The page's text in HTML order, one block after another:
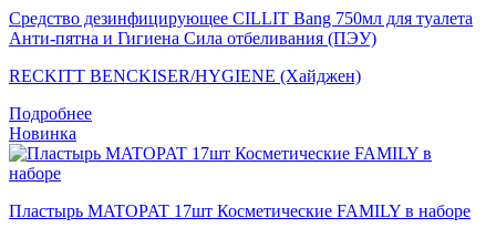
Средство дезинфицирующее CILLIT Bang 750мл для туалета
Анти-пятна и Гигиена Сила отбеливания (ПЭУ)
RECKITT BENCKISER/HYGIENE (Хайджен)
Подробнее
Новинка
Пластырь MATOPAT 17шт Косметические FAMILY в наборе